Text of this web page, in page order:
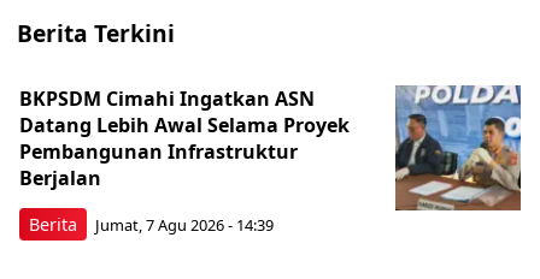
Berita Terkini
Berita
BKPSDM Cimahi Ingatkan ASN
Datang Lebih Awal Selama Proyek
Pembangunan Infrastruktur
Berjalan
Jumat, 7 Agu 2026 - 14:39